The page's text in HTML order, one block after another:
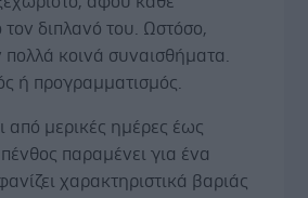
τον διπλανό του. Ωστόσο,
πολλά κοινά συναισθήματα.
ή προγραμματισμός.
από μερικές ημέρες έως
παραμένει για ένα
χαρακτηριστικά βαριάς